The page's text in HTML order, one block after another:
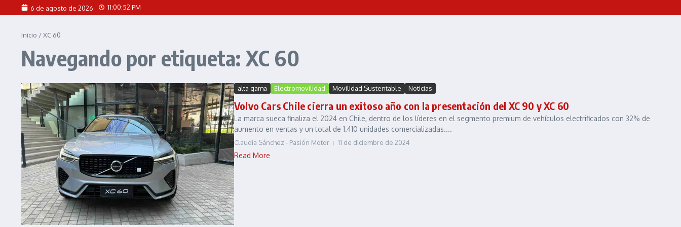
Saltar al contenido6 de agosto de 2026 11:00:52 PM
Inicio /XC 60
Navegando por etiqueta: XC 60
alta gama Electromovilidad Movilidad Sustentable Noticias
Volvo Cars Chile cierra un exitoso año con la presentación del XC 90 y XC 60
La marca sueca finaliza el 2024 en Chile, dentro de los líderes en el segmento premium de vehículos electrificados con 32% de
aumento en ventas y un total de 1.410 unidades comercializadas....
Claudia Sánchez - Pasión Motor 11 de diciembre de 2024
Read More